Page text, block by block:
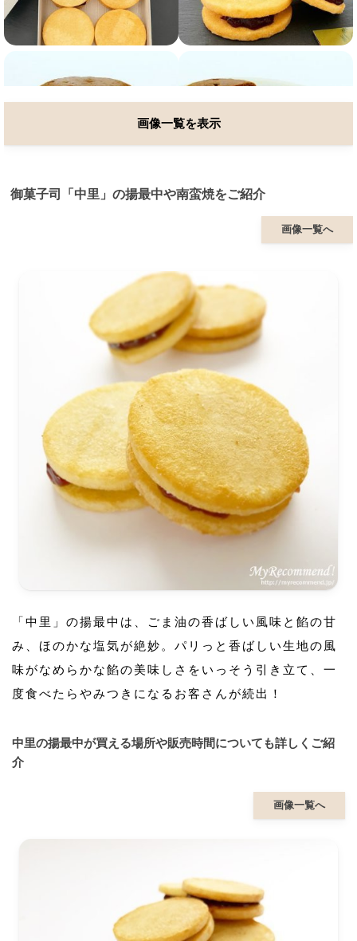
画像一覧を表示
御菓子司「中里」の揚最中や南蛮焼をご紹介
画像一覧へ
「中里」の揚最中は、ごま油の香ばしい風味と餡の甘
み、ほのかな塩気が絶妙。パリっと香ばしい生地の風
味がなめらかな餡の美味しさをいっそう引き立て、一
度食べたらやみつきになるお客さんが続出！
中里の揚最中が買える場所や販売時間についても詳しくご紹
介
画像一覧へ